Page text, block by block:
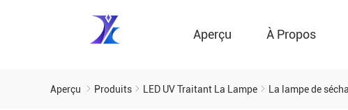
Aperçu À Propos
Aperçu Produits LED UV Traitant La Lampe La lampe de